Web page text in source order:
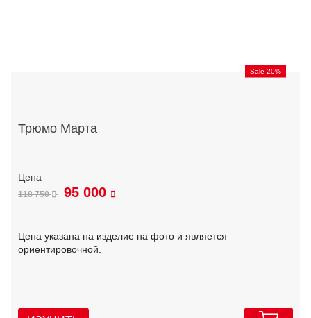
Sale 20%
Трюмо Марта
118 750 95 000
Цена указана на изделие на фото и является
ориентировочной.